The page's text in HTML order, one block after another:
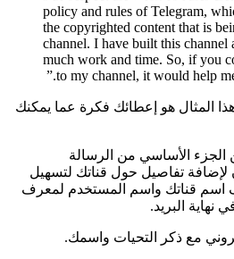
policy and rules of
the copyrighted content
channel. I have built this
much work and time. So, if
to my channel, it would
هو إعطائك فكرة عما يمكنك
الأساسي من الرسالة
تفاصيل حول قناتك لتسهيل
واسم المستخدم لمعرف
البريد.
مع ذكر التحيات واسمك.